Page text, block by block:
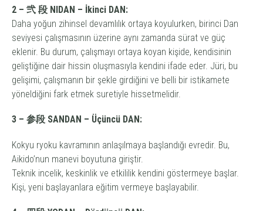
2 – 弐 段 NIDAN – İkinci DAN:
Daha yoğun zihinsel devamlılık ortaya koyulurken, birinci Dan
seviyesi çalışmasının üzerine aynı zamanda sürat ve güç
eklenir. Bu durum, çalışmayı ortaya koyan kişide, kendisinin
geliştiğine dair hissin oluşmasıyla kendini ifade eder. Jüri, bu
gelişimi, çalışmanın bir şekle girdiğini ve belli bir istikamete
yöneldiğini fark etmek suretiyle hissetmelidir.
3 – 参段 SANDAN – Üçüncü DAN:
Kokyu ryoku kavramının anlaşılmaya başlandığı evredir. Bu,
Aikido’nun manevi boyutuna giriştir.
Teknik incelik, keskinlik ve etkililik kendini göstermeye başlar.
Kişi, yeni başlayanlara eğitim vermeye başlayabilir.